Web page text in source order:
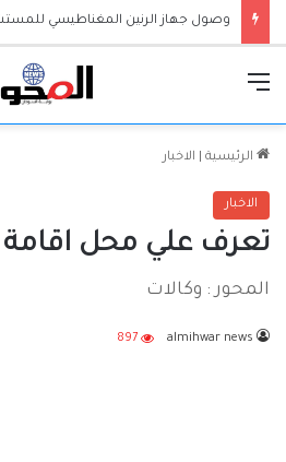
الرئيسية الاخبار
الاخبار
تعرف علي محل
المحور : وكالات
almihwar news
897